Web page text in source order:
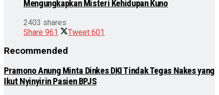
Mengungkapkan Misteri Kehidupan Kuno
2403 shares
Share 961 Tweet 601
Recommended
Pramono Anung Minta Dinkes DKI Tindak Tegas Nakes yang
Ikut Nyinyirin Pasien BPJS